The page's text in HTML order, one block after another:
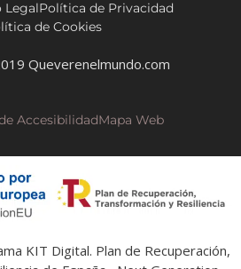
LegalPolítica de Privacidad
de Cookies
Queverenelmundo.com
AccesibilidadMapa Web
KIT Digital. Plan de Recuperación,